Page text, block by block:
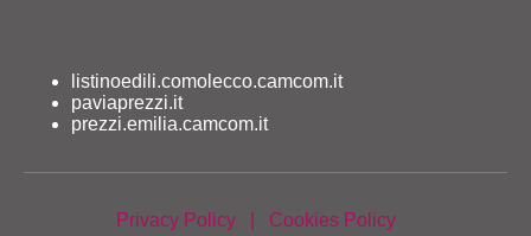
listinoedili.comolecco.camcom.it
paviaprezzi.it
prezzi.emilia.camcom.it
Privacy Policy Cookies Policy